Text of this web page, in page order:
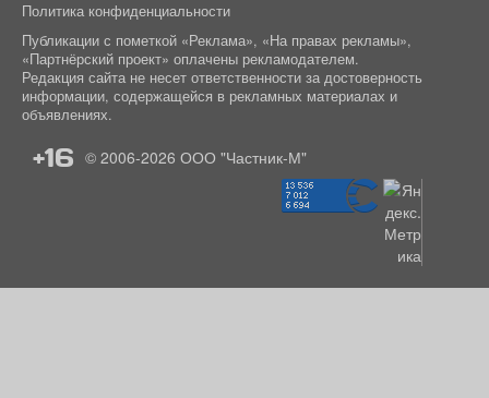
Политика конфиденциальности
Публикации с пометкой «Реклама», «На правах рекламы»,
«Партнёрский проект» оплачены рекламодателем.
Редакция сайта не несет ответственности за достоверность
информации, содержащейся в рекламных материалах и
объявлениях.
+16 © 2006-2026 ООО "Частник-М"